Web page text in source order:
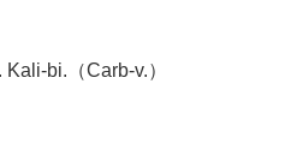
bi.（Carb-v.）